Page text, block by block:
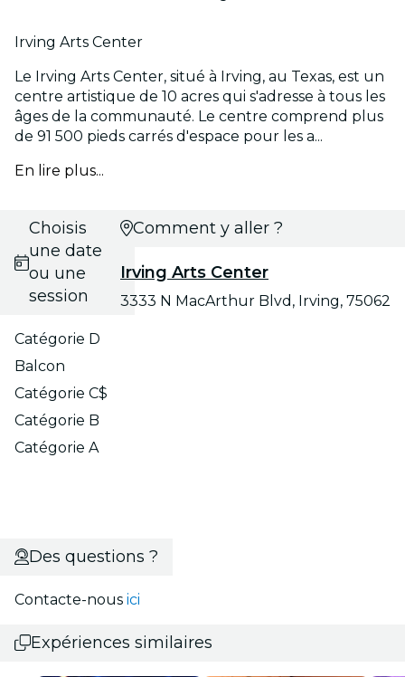
Irving Arts Center
Le Irving Arts Center, situé à Irving, au Texas, est un
centre artistique de 10 acres qui s'adresse à tous les
âges de la communauté. Le centre comprend plus
de 91 500 pieds carrés d'espace pour les a...
En lire plus...
Choisis
une date
ou une
session
Catégorie D
Balcon
Catégorie C$
Catégorie B
Catégorie A
Comment y aller ?
Irving Arts Center
3333 N MacArthur Blvd, Irving, 75062
Des questions ?
Contacte-nous ici
Expériences similaires